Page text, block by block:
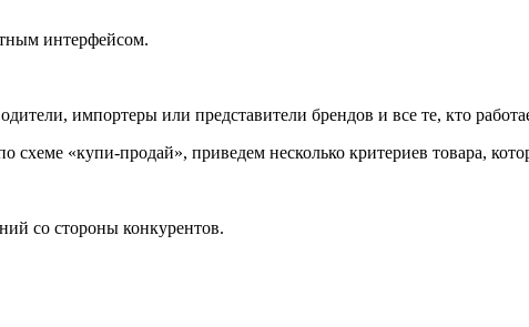
интерфейсом.
импортеры или представители брендов и все те, кто
схеме «купи-продай», приведем несколько критериев товара,
со стороны конкурентов.